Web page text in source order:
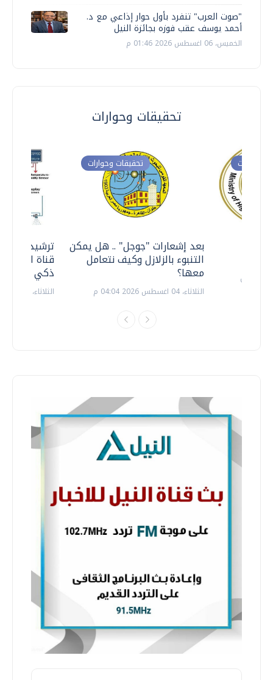
"صوت العرب" تنفرد بأول حوار إذاعي مع د.
أحمد يوسف عقب فوزه بجائزة النيل
الخميس، 06 اغسطس 2026 01:46 م
تحقيقات وحوارات
ترشيدا
قناة
ذكي
الثلاثاء، 14 يوليو 2026 06:11 م
تحقيقات وحوارات
بعد إشعارات "جوجل" .. هل يمكن
التنبوء بالزلازل وكيف نتعامل
معها؟
الثلاثاء، 04 اغسطس 2026 04:04 م
وحوارات